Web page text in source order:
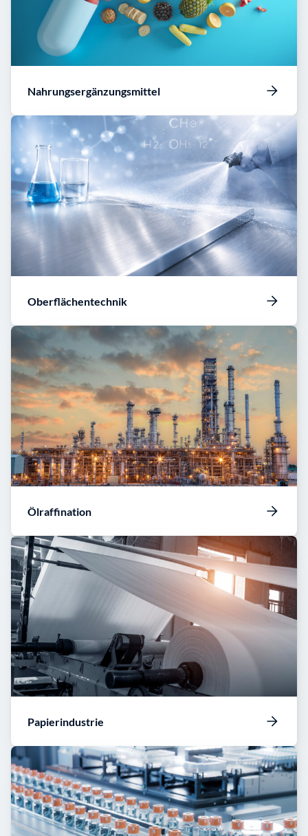
Nahrungsergänzungsmittel
Oberflächentechnik
Ölraffination
Papierindustrie